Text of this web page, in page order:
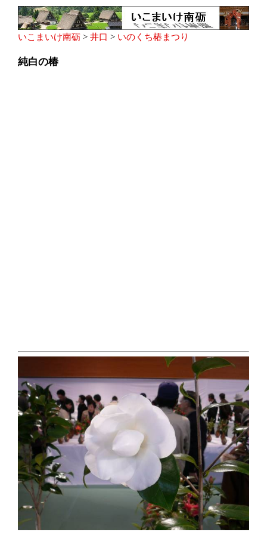
いこまいけ南砺 > 井口 > いのくち椿まつり
純白の椿